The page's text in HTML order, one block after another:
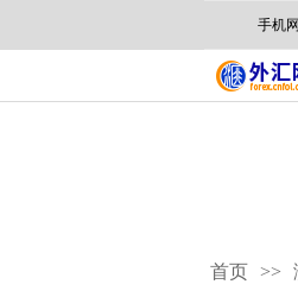
手机网
首页 >>